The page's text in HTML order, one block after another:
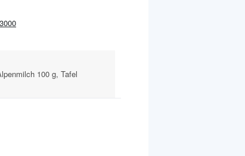
100 g, Tafel